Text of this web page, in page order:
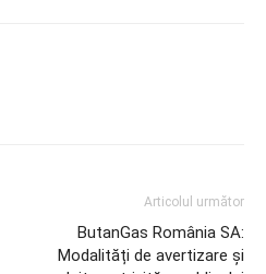
Articolul următor
ButanGas România SA:
Modalități de avertizare și